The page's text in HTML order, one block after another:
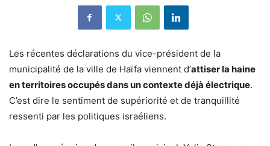
Les récentes déclarations du vice-président de la
municipalité de la ville de Haïfa viennent d’attiser la haine
en territoires occupés dans un contexte déjà électrique.
C’est dire le sentiment de supériorité et de tranquillité
ressenti par les politiques israéliens.